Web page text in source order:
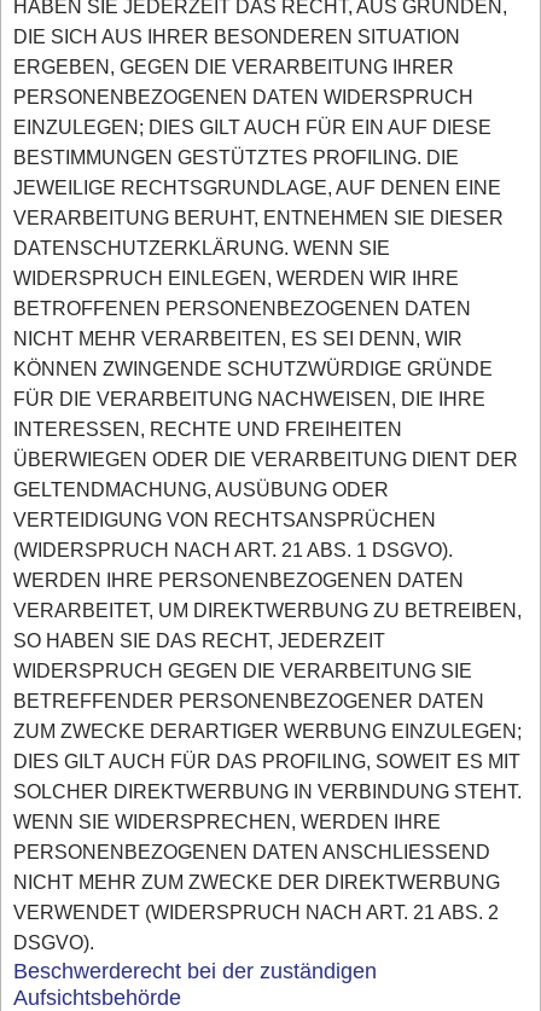
HABEN SIE JEDERZEIT DAS RECHT, AUS GRÜNDEN,
DIE SICH AUS IHRER BESONDEREN SITUATION
ERGEBEN, GEGEN DIE VERARBEITUNG IHRER
PERSONENBEZOGENEN DATEN WIDERSPRUCH
EINZULEGEN; DIES GILT AUCH FÜR EIN AUF DIESE
BESTIMMUNGEN GESTÜTZTES PROFILING. DIE
JEWEILIGE RECHTSGRUNDLAGE, AUF DENEN EINE
VERARBEITUNG BERUHT, ENTNEHMEN SIE DIESER
DATENSCHUTZERKLÄRUNG. WENN SIE
WIDERSPRUCH EINLEGEN, WERDEN WIR IHRE
BETROFFENEN PERSONENBEZOGENEN DATEN
NICHT MEHR VERARBEITEN, ES SEI DENN, WIR
KÖNNEN ZWINGENDE SCHUTZWÜRDIGE GRÜNDE
FÜR DIE VERARBEITUNG NACHWEISEN, DIE IHRE
INTERESSEN, RECHTE UND FREIHEITEN
ÜBERWIEGEN ODER DIE VERARBEITUNG DIENT DER
GELTENDMACHUNG, AUSÜBUNG ODER
VERTEIDIGUNG VON RECHTSANSPRÜCHEN
(WIDERSPRUCH NACH ART. 21 ABS. 1 DSGVO).
WERDEN IHRE PERSONENBEZOGENEN DATEN
VERARBEITET, UM DIREKTWERBUNG ZU BETREIBEN,
SO HABEN SIE DAS RECHT, JEDERZEIT
WIDERSPRUCH GEGEN DIE VERARBEITUNG SIE
BETREFFENDER PERSONENBEZOGENER DATEN
ZUM ZWECKE DERARTIGER WERBUNG EINZULEGEN;
DIES GILT AUCH FÜR DAS PROFILING, SOWEIT ES MIT
SOLCHER DIREKTWERBUNG IN VERBINDUNG STEHT.
WENN SIE WIDERSPRECHEN, WERDEN IHRE
PERSONENBEZOGENEN DATEN ANSCHLIESSEND
NICHT MEHR ZUM ZWECKE DER DIREKTWERBUNG
VERWENDET (WIDERSPRUCH NACH ART. 21 ABS. 2
DSGVO).
Beschwerderecht bei der zuständigen
Aufsichtsbehörde